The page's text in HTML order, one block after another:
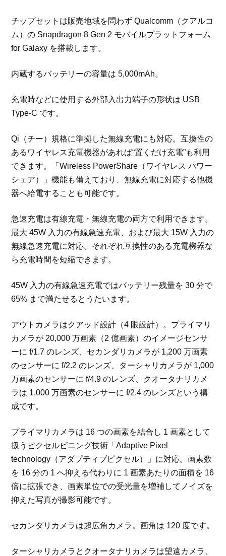
チップセットは販売地域を問わず Qualcomm（クアルコ
ム）の Snapdragon 8 Gen 2 モバイルプラットフォーム
for Galaxy を搭載します。
内蔵するバッテリーの容量は 5,000mAh。
充電時などに使用する外部入出力端子の形状は USB
Type-C です。
Qi（チー）規格に準拠した無線充電にも対応。互換性の
あるワイヤレス充電機器があれば“置くだけ充電”も利用
できます。「Wireless PowerShare（ワイヤレス パワー
シェア）」機能も備えており、無線充電に対応する他機
器へ給電することも可能です。
急速充電は有線充電・無線充電の両方で利用できます。
最大 45W 入力の有線急速充電、および最大 15W 入力の
無線急速充電に対応。それぞれ互換性のある充電機器な
ら充電時間を短縮できます。
45W 入力の有線急速充電ではバッテリー残量を 30 分で
65% まで満たせるとうたいます。
アウトカメラはクアッド設計（4 眼設計）。プライマリ
カメラが 20,000 万画素（2 億画素）のイメージセンサ
ーに f/1.7 のレンズ、セカンダリカメラが 1,200 万画素
のセンサーに f/2.2 のレンズ、ターシャリカメラが 1,000
万画素のセンサーに f/4.9 のレンズ、クオータナリカメ
ラは 1,000 万画素のセンサーに f/2.4 のレンズという構
成です。
プライマリカメラは 16 つの画素を結合し 1 画素として
扱うピクセルビニング技術「Adaptive Pixel
technology（アダプティブピクセル）」に対応。画素数
を 16 分の 1 へ抑える代わりに 1 画素あたりの面積を 16
倍に拡張でき、画素単位での受光量を増補してノイズを
抑えた写真が撮影可能です。
セカンダリカメラは超広角カメラ。画角は 120 度です。
ターシャリカメラとクオータナリカメラは望遠カメラ。